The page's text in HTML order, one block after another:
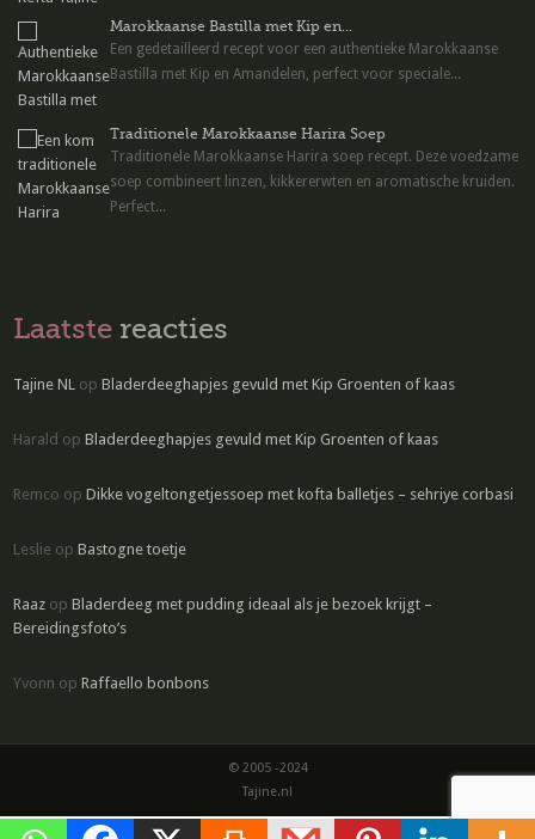
Marokkaanse Bastilla met Kip en...
Een gedetailleerd recept voor een authentieke Marokkaanse
Bastilla met Kip en Amandelen, perfect voor speciale...
Traditionele Marokkaanse Harira Soep
Traditionele Marokkaanse Harira soep recept. Deze voedzame
soep combineert linzen, kikkererwten en aromatische kruiden.
Perfect...
Laatste reacties
Tajine NL opBladerdeeghapjes gevuld met Kip Groenten of kaas
Harald opBladerdeeghapjes gevuld met Kip Groenten of kaas
Remco opDikke vogeltongetjessoep met kofta balletjes – sehriye corbasi
Leslie opBastogne toetje
Raaz opBladerdeeg met pudding ideaal als je bezoek krijgt –
Bereidingsfoto’s
Yvonn opRaffaello bonbons
© 2005 -2024
Tajine.nl